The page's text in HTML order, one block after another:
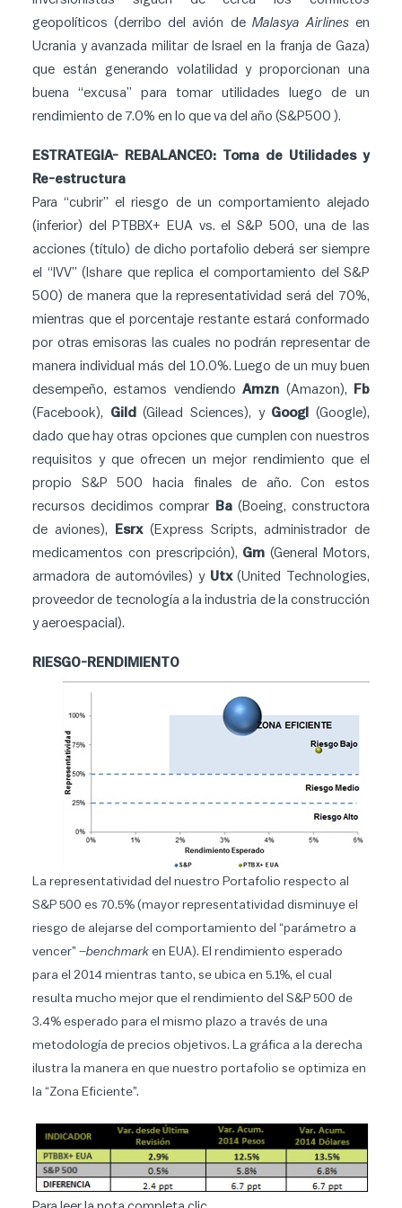
geopolíticos (derribo del avión de Malasya Airlinesen
Ucrania y avanzada militar de Israel en la franja de Gaza)
que están generando volatilidad y proporcionan una
buena “excusa” para tomar utilidades luego de un
rendimiento de 7.0% en lo que va del año (S&P500 ).
ESTRATEGIA- REBALANCEO: Toma de Utilidades y
Re-estructura
Para “cubrir” el riesgo de un comportamiento alejado
(inferior) del PTBBX+ EUA vs. el S&P 500, una de las
acciones (título) de dicho portafolio deberá ser siempre
el “IVV” (Ishare que replica el comportamiento del S&P
500) de manera que la representatividad será del 70%,
mientras que el porcentaje restante estará conformado
por otras emisoras las cuales no podrán representar de
manera individual más del 10.0%. Luego de un muy buen
desempeño, estamos vendiendoAmzn (Amazon),
Fb
(Facebook), Gild (Gilead Sciences), y Googl
(Google),
dado que hay otras opciones que cumplen con nuestros
requisitos y que ofrecen un mejor rendimiento que el
propio S&P 500 hacia finales de año. Con estos
recursos decidimos comprar
Ba(Boeing, constructora
de aviones),
Esrx(Express Scripts, administrador de
medicamentos con prescripción), Gm (General Motors,
armadora de automóviles) y Utx(United Technologies,
proveedor de tecnología a la industria de la construcción
y aeroespacial).
RIESGO-RENDIMIENTO
La representatividad del nuestro Portafolio respecto al
S&P 500 es 70.5% (mayor representatividad disminuye el
riesgo de alejarse del comportamiento del “parámetro a
vencer” –benchmark en EUA). El rendimiento esperado
para el 2014 mientras tanto, se ubica en 5.1%, el cual
resulta mucho mejor que el rendimiento del S&P 500 de
3.4% esperado para el mismo plazo a través de una
metodología de precios objetivos. La gráfica a la derecha
ilustra la manera en que nuestro portafolio se optimiza en
la “Zona Eficiente”.